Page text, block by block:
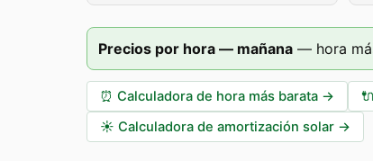
Precios por hora — mañana — hora
⏰ Calculadora de hora más barata → 🔌
☀️ Calculadora de amortización solar →